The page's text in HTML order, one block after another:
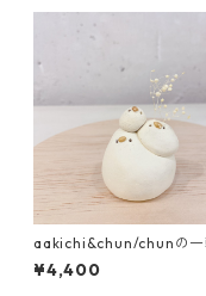
aakichi&chun/chunの一
し まるっと3羽
¥4,400